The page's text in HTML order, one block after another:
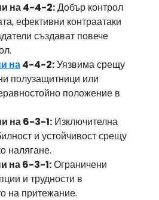
на 4-4-2:Добър контрол
ефективни контраатаки
създават повече
на4-4-2:Уязвима срещу
полузащитници или
положение в
на 6-3-1: Изключителна
и устойчивост срещу
налягане.
на 6-3-1:Ограничени
и трудности в
на притежание.